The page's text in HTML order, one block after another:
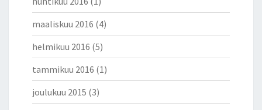
maaliskuu 2016 (4)
helmikuu 2016 (5)
tammikuu 2016 (1)
joulukuu 2015 (3)